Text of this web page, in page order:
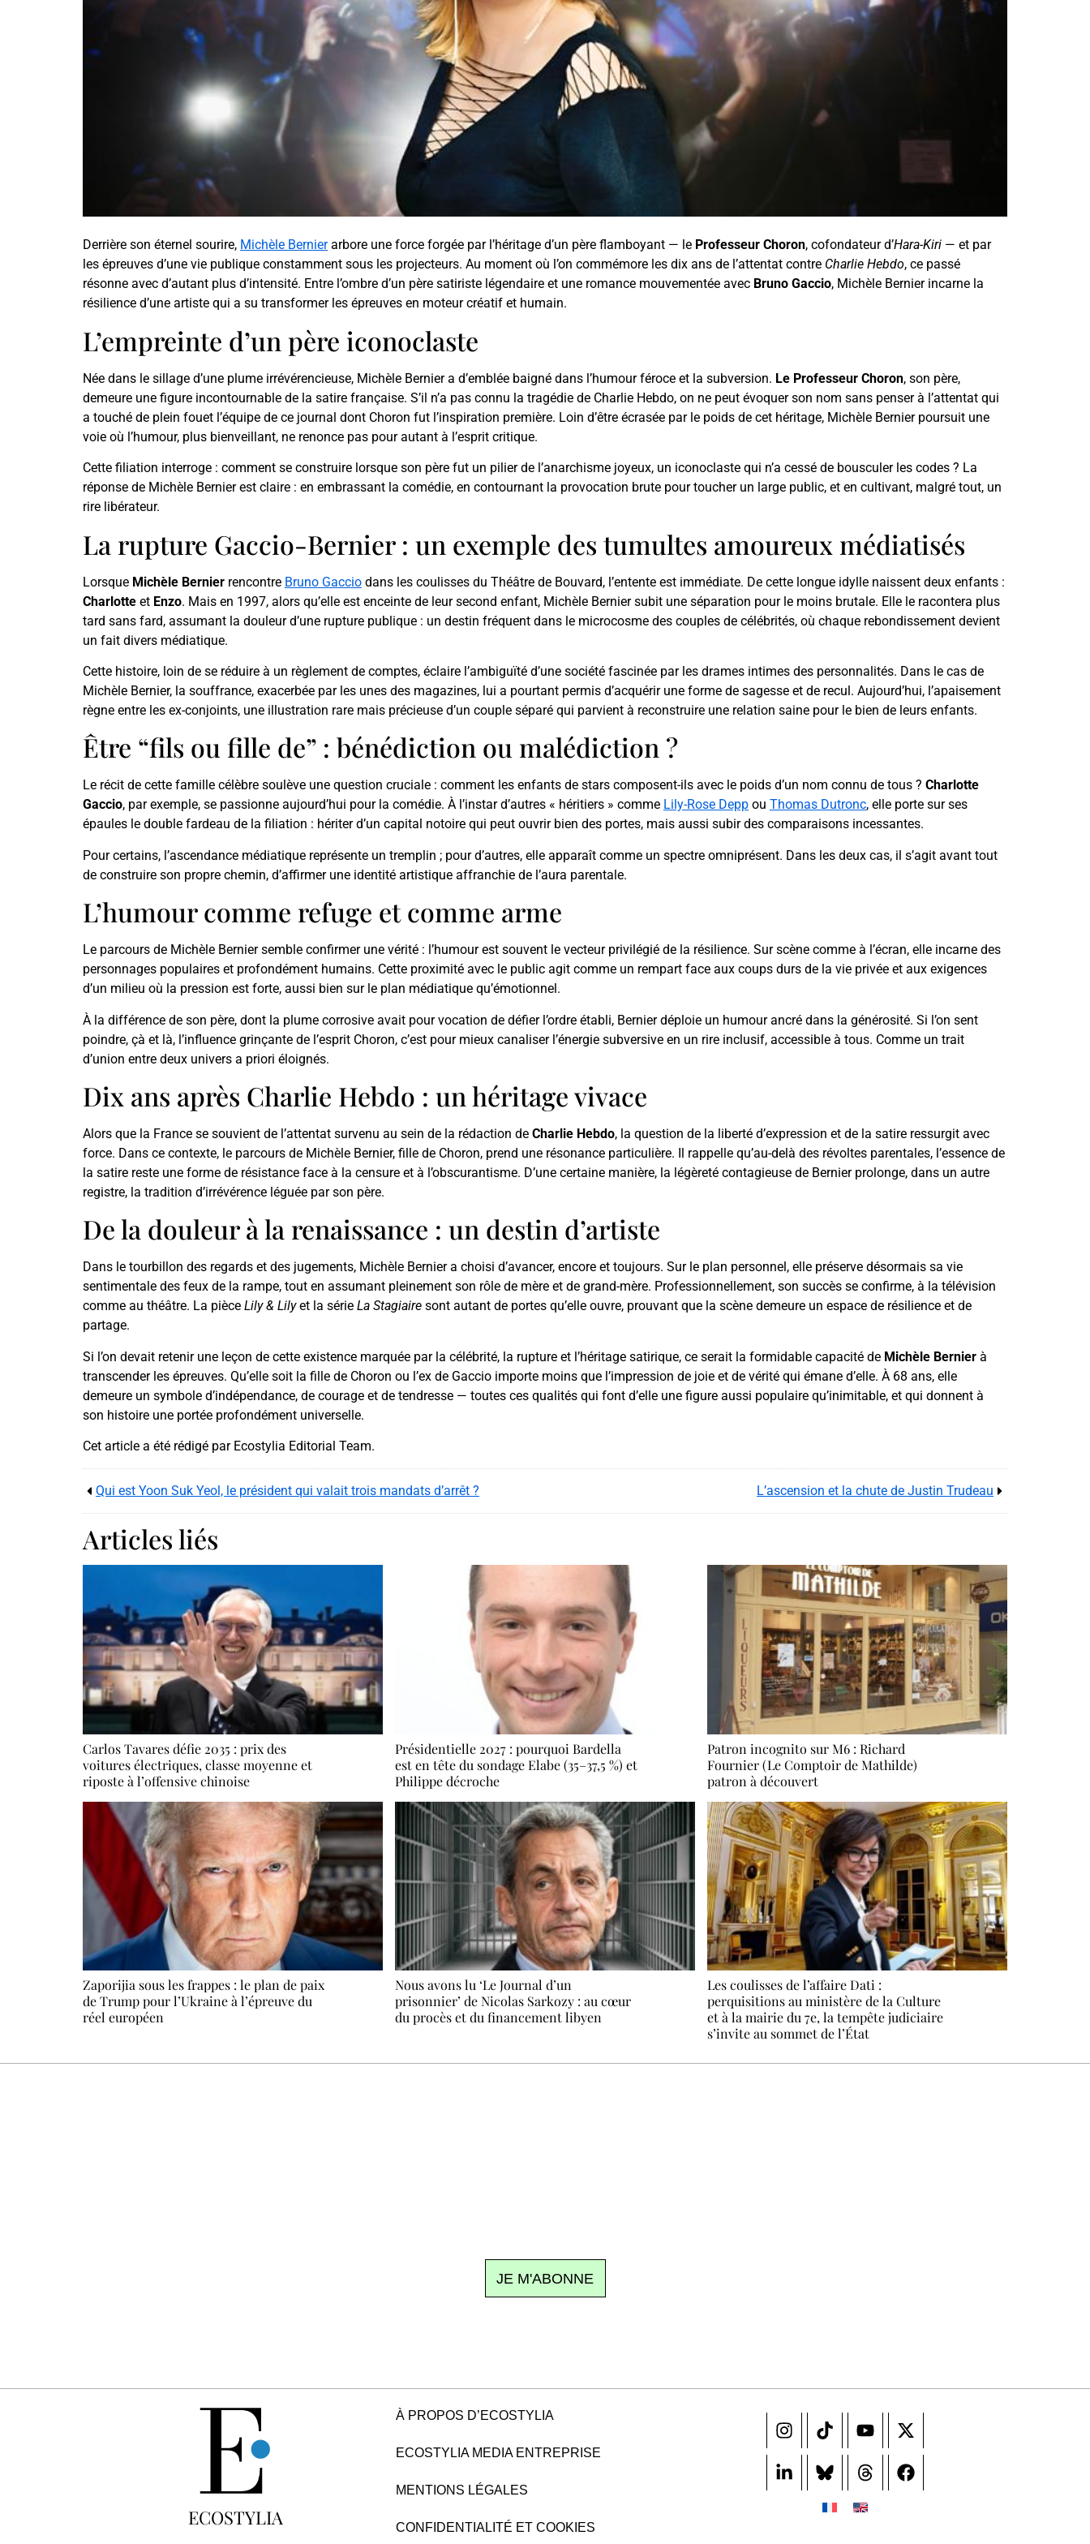
Derrière son éternel sourire, Michèle Bernierarbore une force forgée par l’héritage d’un père flamboyant — le Professeur Choron, cofondateur d’Hara-Kiri — et par
les épreuves d’une vie publique constamment sous les projecteurs. Au moment où l’on commémore les dix ans de l’attentat contre Charlie Hebdo, ce passé
résonne avec d’autant plus d’intensité. Entre l’ombre d’un père satiriste légendaire et une romance mouvementée avec Bruno Gaccio, Michèle Bernier incarne la
résilience d’une artiste qui a su transformer les épreuves en moteur créatif et humain.
L’empreinte d’un père iconoclaste
Née dans le sillage d’une plume irrévérencieuse, Michèle Bernier a d’emblée baigné dans l’humour féroce et la subversion. Le Professeur Choron, son père,
demeure une figure incontournable de la satire française. S’il n’a pas connu la tragédie de Charlie Hebdo, on ne peut évoquer son nom sans penser à l’attentat qui
a touché de plein fouet l’équipe de ce journal dont Choron fut l’inspiration première. Loin d’être écrasée par le poids de cet héritage, Michèle Bernier poursuit une
voie où l’humour, plus bienveillant, ne renonce pas pour autant à l’esprit critique.
Cette filiation interroge : comment se construire lorsque son père fut un pilier de l’anarchisme joyeux, un iconoclaste qui n’a cessé de bousculer les codes ? La
réponse de Michèle Bernier est claire : en embrassant la comédie, en contournant la provocation brute pour toucher un large public, et en cultivant, malgré tout, un
rire libérateur.
La rupture Gaccio-Bernier : un exemple des tumultes amoureux médiatisés
Lorsque Michèle Bernier rencontre Bruno Gaccio dans les coulisses du Théâtre de Bouvard, l’entente est immédiate. De cette longue idylle naissent deux enfants :
Charlotte et Enzo. Mais en 1997, alors qu’elle est enceinte de leur second enfant, Michèle Bernier subit une séparation pour le moins brutale. Elle le racontera plus
tard sans fard, assumant la douleur d’une rupture publique : un destin fréquent dans le microcosme des couples de célébrités, où chaque rebondissement devient
un fait divers médiatique.
Cette histoire, loin de se réduire à un règlement de comptes, éclaire l’ambiguïté d’une société fascinée par les drames intimes des personnalités. Dans le cas de
Michèle Bernier, la souffrance, exacerbée par les unes des magazines, lui a pourtant permis d’acquérir une forme de sagesse et de recul. Aujourd’hui, l’apaisement
règne entre les ex-conjoints, une illustration rare mais précieuse d’un couple séparé qui parvient à reconstruire une relation saine pour le bien de leurs enfants.
Être “fils ou fille de” : bénédiction ou malédiction ?
Le récit de cette famille célèbre soulève une question cruciale : comment les enfants de stars composent-ils avec le poids d’un nom connu de tous ? Charlotte
Gaccio, par exemple, se passionne aujourd’hui pour la comédie. À l’instar d’autres « héritiers » comme Lily-Rose Depp ou Thomas Dutronc, elle porte sur ses
épaules le double fardeau de la filiation : hériter d’un capital notoire qui peut ouvrir bien des portes, mais aussi subir des comparaisons incessantes.
Pour certains, l’ascendance médiatique représente un tremplin ; pour d’autres, elle apparaît comme un spectre omniprésent. Dans les deux cas, il s’agit avant tout
de construire son propre chemin, d’affirmer une identité artistique affranchie de l’aura parentale.
L’humour comme refuge et comme arme
Le parcours de Michèle Bernier semble confirmer une vérité : l’humour est souvent le vecteur privilégié de la résilience. Sur scène comme à l’écran, elle incarne des
personnages populaires et profondément humains. Cette proximité avec le public agit comme un rempart face aux coups durs de la vie privée et aux exigences
d’un milieu où la pression est forte, aussi bien sur le plan médiatique qu’émotionnel.
À la différence de son père, dont la plume corrosive avait pour vocation de défier l’ordre établi, Bernier déploie un humour ancré dans la générosité. Si l’on sent
poindre, çà et là, l’influence grinçante de l’esprit Choron, c’est pour mieux canaliser l’énergie subversive en un rire inclusif, accessible à tous. Comme un trait
d’union entre deux univers a priori éloignés.
Dix ans après Charlie Hebdo : un héritage vivace
Alors que la France se souvient de l’attentat survenu au sein de la rédaction de Charlie Hebdo, la question de la liberté d’expression et de la satire ressurgit avec
force. Dans ce contexte, le parcours de Michèle Bernier, fille de Choron, prend une résonance particulière. Il rappelle qu’au-delà des révoltes parentales, l’essence de
la satire reste une forme de résistance face à la censure et à l’obscurantisme. D’une certaine manière, la légèreté contagieuse de Bernier prolonge, dans un autre
registre, la tradition d’irrévérence léguée par son père.
De la douleur à la renaissance : un destin d’artiste
Dans le tourbillon des regards et des jugements, Michèle Bernier a choisi d’avancer, encore et toujours. Sur le plan personnel, elle préserve désormais sa vie
sentimentale des feux de la rampe, tout en assumant pleinement son rôle de mère et de grand-mère. Professionnellement, son succès se confirme, à la télévision
comme au théâtre. La pièce Lily & Lilyet la série La Stagiaire sont autant de portes qu’elle ouvre, prouvant que la scène demeure un espace de résilience et de
partage.
Si l’on devait retenir une leçon de cette existence marquée par la célébrité, la rupture et l’héritage satirique, ce serait la formidable capacité de Michèle Bernier à
transcender les épreuves. Qu’elle soit la fille de Choron ou l’ex de Gaccio importe moins que l’impression de joie et de vérité qui émane d’elle. À 68 ans, elle
demeure un symbole d’indépendance, de courage et de tendresse — toutes ces qualités qui font d’elle une figure aussi populaire qu’inimitable, et qui donnent à
son histoire une portée profondément universelle.
Cet article a été rédigé par Ecostylia Editorial Team.
Qui est Yoon Suk Yeol, le président qui valait trois mandats d’arrêt ? L’ascension et la chute de Justin Trudeau
Articles liés
Carlos Tavares défie 2035 : prix des
voitures électriques, classe moyenne et
riposte à l’offensive chinoise
Présidentielle 2027 : pourquoi Bardella
est en tête du sondage Elabe (35–37,5 %) et
Philippe décroche
Patron incognito sur M6 : Richard
Fournier (Le Comptoir de Mathilde)
patron à découvert
Zaporijia sous les frappes : le plan de paix
de Trump pour l’Ukraine à l’épreuve du
réel européen
Nous avons lu ‘Le Journal d’un
prisonnier’ de Nicolas Sarkozy : au cœur
du procès et du financement libyen
Les coulisses de l’affaire Dati :
perquisitions au ministère de la Culture
et à la mairie du 7e, la tempête judiciaire
s’invite au sommet de l’État
JE M'ABONNE
ECOSTYLIA
À PROPOS D’ECOSTYLIA
ECOSTYLIA MEDIA ENTREPRISE
MENTIONS LÉGALES
CONFIDENTIALITÉ ET COOKIES